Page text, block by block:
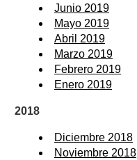
Junio 2019
Mayo 2019
Abril 2019
Marzo 2019
Febrero 2019
Enero 2019
2018
Diciembre 2018
Noviembre 2018